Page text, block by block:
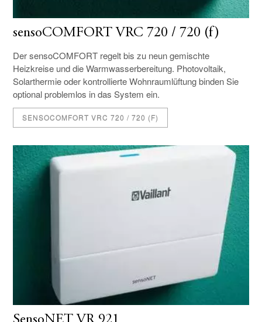
sensoCOMFORT VRC 720 / 720 (f)
Der sensoCOMFORT regelt bis zu neun gemischte
Heizkreise und die Warmwasserbereitung. Photovoltaik,
Solarthermie oder kontrollierte Wohnraumlüftung binden Sie
optional problemlos in das System ein.
SENSOCOMFORT VRC 720 / 720 (F)